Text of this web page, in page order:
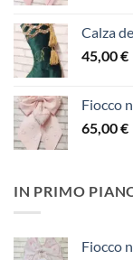
Calza
45,00€
Fiocco
65,00€
IN PRIMO
Fiocco